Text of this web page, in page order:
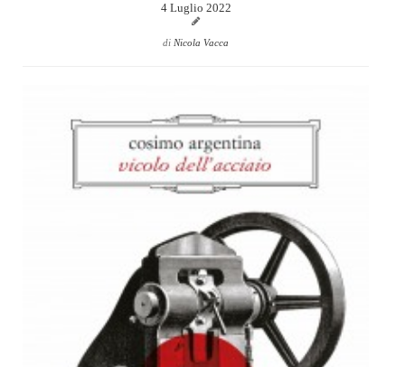
Rassegna Stampa
Giallo Stresa
4 Luglio 2022
di Nicola Vacca